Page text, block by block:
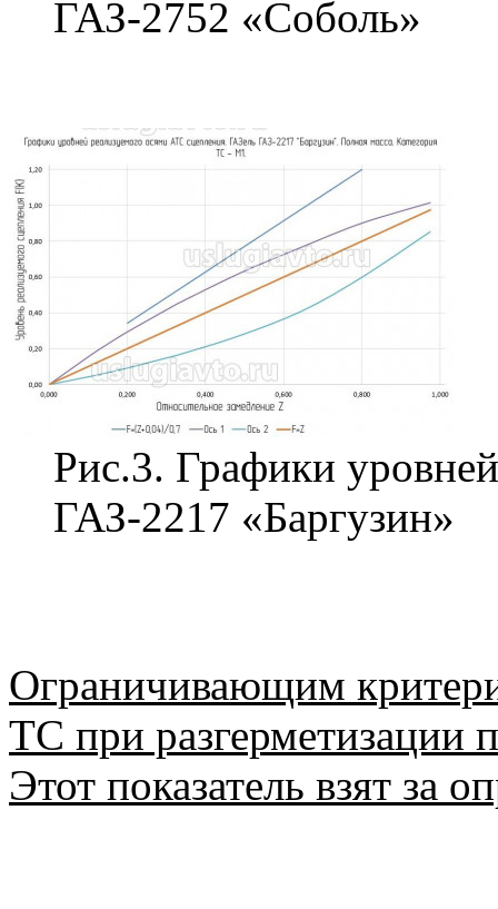
ГАЗ-2752 «Соболь»
Рис.3. Графики
ГАЗ-2217 «Баргузин»
Ограничивающим
ТС при разгерметизации
Этот показатель взят за